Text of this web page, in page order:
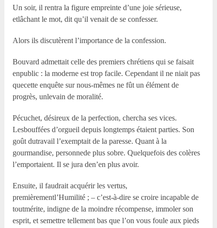
Un soir, il rentra la figure empreinte d’une joie sérieuse,
etlâchant le mot, dit qu’il venait de se confesser.
Alors ils discutèrent l’importance de la confession.
Bouvard admettait celle des premiers chrétiens qui se faisait
enpublic : la moderne est trop facile. Cependant il ne niait pas
quecette enquête sur nous-mêmes ne fût un élément de
progrès, unlevain de moralité.
Pécuchet, désireux de la perfection, chercha ses vices.
Lesbouffées d’orgueil depuis longtemps étaient parties. Son
goût dutravail l’exemptait de la paresse. Quant à la
gourmandise, personnede plus sobre. Quelquefois des colères
l’emportaient. Il se jura den’en plus avoir.
Ensuite, il faudrait acquérir les vertus,
premièrementl’Humilité ; – c’est-à-dire se croire incapable de
toutmérite, indigne de la moindre récompense, immoler son
esprit, et semettre tellement bas que l’on vous foule aux pieds